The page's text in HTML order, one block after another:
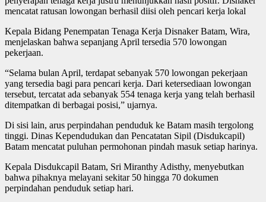
mencatat ratusan lowongan berhasil diisi oleh pencari kerja lokal
Kepala Bidang Penempatan Tenaga Kerja Disnaker Batam, Wira,
menjelaskan bahwa sepanjang April tersedia 570 lowongan
pekerjaan.
“Selama bulan April, terdapat sebanyak 570 lowongan pekerjaan
yang tersedia bagi para pencari kerja. Dari ketersediaan lowongan
tersebut, tercatat ada sebanyak 554 tenaga kerja yang telah berhasil
ditempatkan di berbagai posisi,” ujarnya.
Di sisi lain, arus perpindahan penduduk ke Batam masih tergolong
tinggi. Dinas Kependudukan dan Pencatatan Sipil (Disdukcapil)
Batam mencatat puluhan permohonan pindah masuk setiap harinya.
Kepala Disdukcapil Batam, Sri Miranthy Adisthy, menyebutkan
bahwa pihaknya melayani sekitar 50 hingga 70 dokumen
perpindahan penduduk setiap hari.